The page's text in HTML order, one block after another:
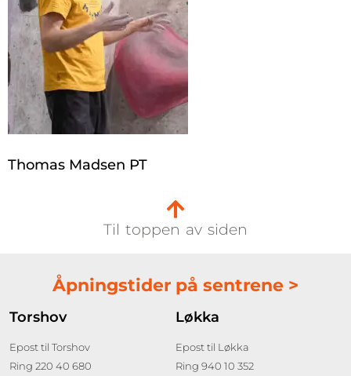
Thomas Madsen PT
Til toppen av siden
Åpningstider på sentrene >
Torshov
Epost til Torshov
Ring 220 40 680
Løkka
Epost til Løkka
Ring 940 10 352